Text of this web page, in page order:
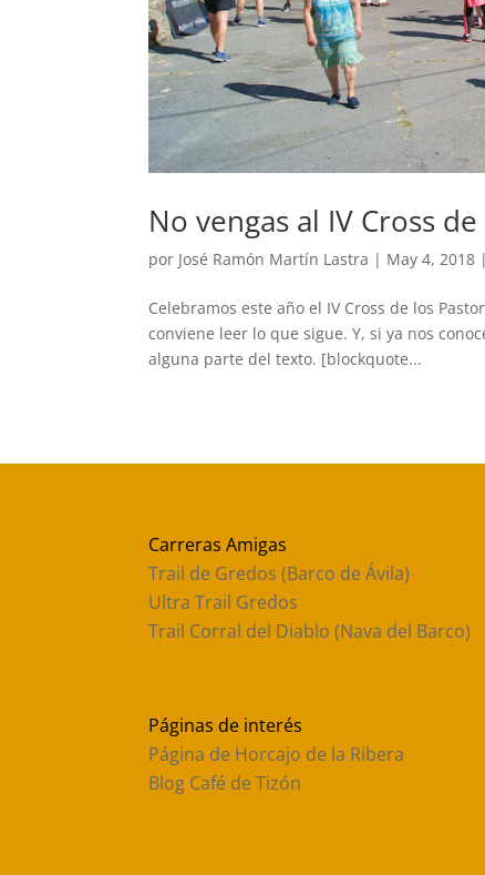
No vengas al IV Cross
por José Ramón Martín Lastra | May 4, 2018 |
Celebramos este año el IV Cross de los
conviene leer lo que sigue. Y, si ya nos
alguna parte del texto. [blockquote...
Carreras Amigas
Trail de Gredos (Barco de Ávila)
Ultra Trail Gredos
Trail Corral del Diablo (Nava del Barco)
Páginas de interés
Página de Horcajo de la Ribera
Blog Café de Tizón